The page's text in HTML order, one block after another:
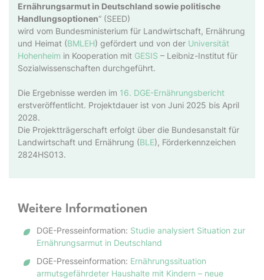
Ernährungsarmut in Deutschland sowie politische
Handlungsoptionen“ (SEED)
wird vom Bundesministerium für Landwirtschaft, Ernährung
und Heimat (BMLEH) gefördert und von der Universität
Hohenheim in Kooperation mit GESIS – Leibniz-Institut für
Sozialwissenschaften durchgeführt.
Die Ergebnisse werden im 16. DGE-Ernährungsbericht
erstveröffentlicht. Projektdauer ist von Juni 2025 bis April
2028.
Die Projektträgerschaft erfolgt über die Bundesanstalt für
Landwirtschaft und Ernährung (BLE), Förderkennzeichen
2824HS013.
Weitere Informationen
DGE-Presseinformation: Studie analysiert Situation zur
Ernährungsarmut in Deutschland
DGE-Presseinformation: Ernährungssituation
armutsgefährdeter Haushalte mit Kindern – neue